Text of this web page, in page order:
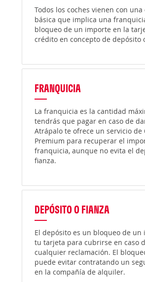
Todos los coches vienen con
básica que implica una
bloqueo de un importe en la
crédito en concepto de depósito
FRANQUICIA
La franquicia es la cantidad
tendrás que pagar en caso de
Atrápalo te ofrece un servicio de
Premium para recuperar el
franquicia, aunque no evita el
fianza.
DEPÓSITO O FIANZA
El depósito es un bloqueo de un
tu tarjeta para cubrirse en caso
cualquier reclamación. El
puede evitar contratando un
en la compañía de alquiler.